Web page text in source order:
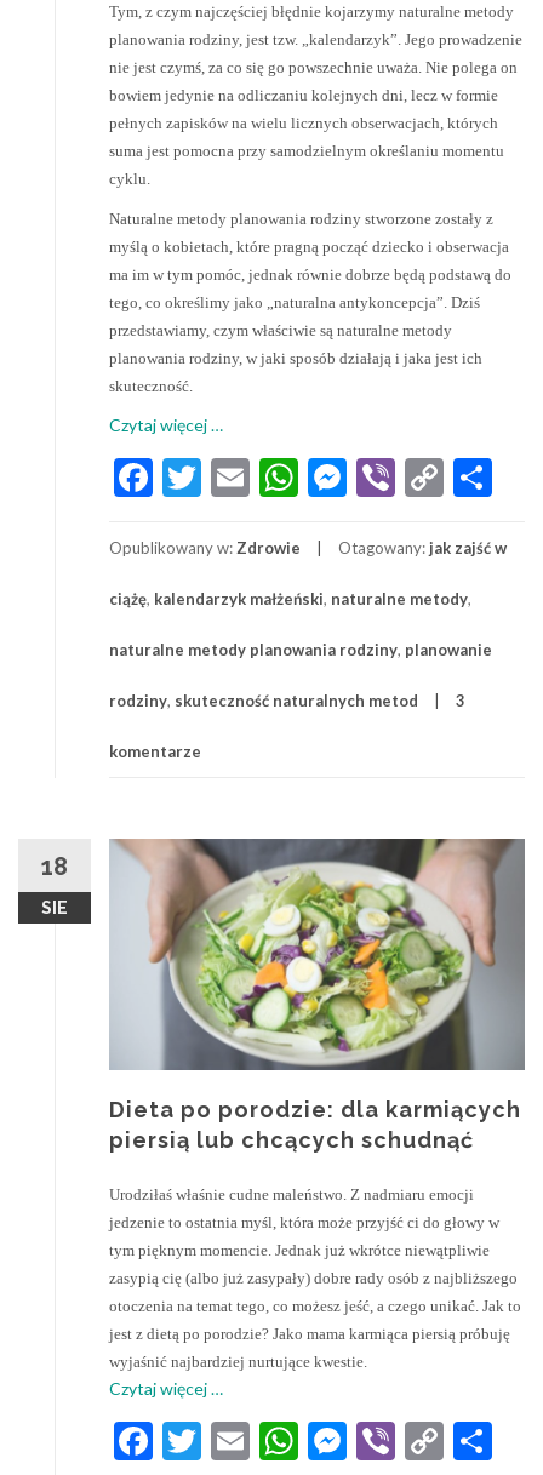
Tym, z czym najczęściej błędnie kojarzymy naturalne metody
planowania rodziny, jest tzw. „kalendarzyk”. Jego prowadzenie
nie jest czymś, za co się go powszechnie uważa. Nie polega on
bowiem jedynie na odliczaniu kolejnych dni, lecz w formie
pełnych zapisków na wielu licznych obserwacjach, których
suma jest pomocna przy samodzielnym określaniu momentu
cyklu.
Naturalne metody planowania rodziny stworzone zostały z
myślą o kobietach, które pragną począć dziecko i obserwacja
ma im w tym pomóc, jednak równie dobrze będą podstawą do
tego, co określimy jako „naturalna antykoncepcja”. Dziś
przedstawiamy, czym właściwie są naturalne metody
planowania rodziny, w jaki sposób działają i jaka jest ich
skuteczność.
Czytaj więcej
metody
planowania
kalendarzyk,
termiczna
…
Facebook
Twitter
EmailWhatsApp
Messenger
Viber
Copy
Opublikowany w: Zdrowie Otagowany: jak zajść w
ciążę, kalendarzyk małżeński, naturalne metody,
naturalne metody planowania rodziny, planowanie
rodziny, skuteczność naturalnych metod 3
komentarze
18
SIE
Dieta po porodzie: dla karmiących
piersią lub chcących schudnąć
Urodziłaś właśnie cudne maleństwo. Z nadmiaru emocji
jedzenie to ostatnia myśl, która może przyjść ci do głowy w
tym pięknym momencie. Jednak już wkrótce niewątpliwie
zasypią cię (albo już zasypały) dobre rady osób z najbliższego
otoczenia na temat tego, co możesz jeść, a czego unikać. Jak to
jest z dietą po porodzie? Jako mama karmiąca piersią próbuję
wyjaśnić najbardziej nurtujące kwestie.
Czytaj więcej
po
porodzie:
…
Facebook
Twitter
EmailWhatsApp
Messenger
Viber
Copy